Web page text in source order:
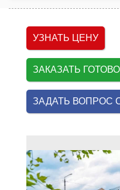
УЗНАТЬ ЦЕНУ
ЗАКАЗАТЬ
ЗАДАТЬ ВОПРОС